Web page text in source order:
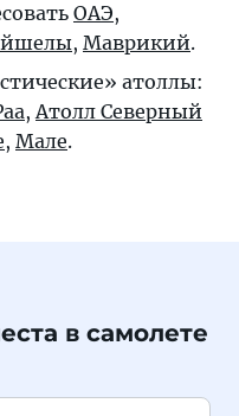
ОАЭ,
, Маврикий.
атоллы:
,Атолл Северный
, Мале.
в самолете